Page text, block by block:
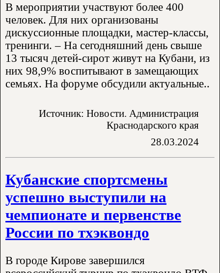
В мероприятии участвуют более 400
человек. Для них организованы
дискуссионные площадки, мастер-классы,
тренинги. – На сегодняшний день свыше
13 тысяч детей-сирот живут на Кубани, из
них 98,9% воспитывают в замещающих
семьях. На форуме обсудили актуальные..
Источник: Новости. Администрация
Краснодарского края
28.03.2024
Кубанские спортсмены
успешно выступили на
чемпионате и первенстве
России по тхэквондо
В городе Кирове завершился